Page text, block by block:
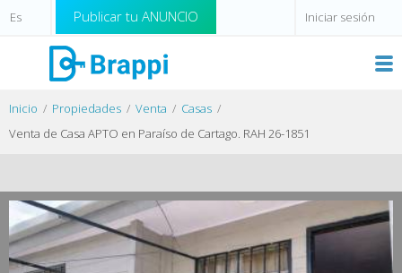
Publicar tu ANUNCIO Iniciar sesión
Inicio Propiedades Venta
Casas
Venta de Casa APTO en Paraíso de Cartago. RAH 26-1851